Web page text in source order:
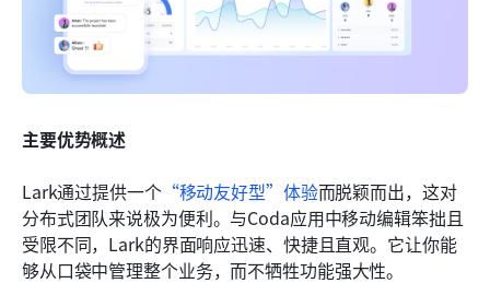
主要优势概述
Lark通过提供一个“移动友好型”体验而脱颖而出，这对
分布式团队来说极为便利。与Coda应用中移动编辑笨拙且
受限不同，Lark的界面响应迅速、快捷且直观。它让你能
够从口袋中管理整个业务，而不牺牲功能强大性。